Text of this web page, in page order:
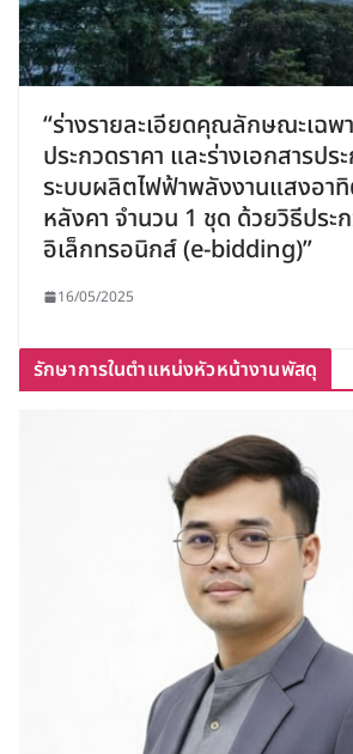
“ร่างรายละเอียดคุณลักษณะเฉพ
ประกวดราคา และร่างเอกสารปร
ระบบผลิตไฟฟ้าพลังงานแสงอา
หลังคา จำนวน 1 ชุด ด้วยวิธีประ
อิเล็กทรอนิกส์ (e-bidding)”
16/05/2025
รักษาการในตำแหน่งหัวหน้างานพัสดุ